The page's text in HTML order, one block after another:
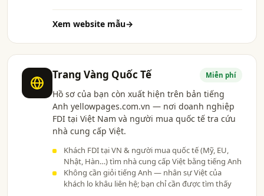
Xem website mẫu→
Trang Vàng Quốc Tế Miễn phí
Hồ sơ của bạn còn xuất hiện trên bản tiếng
Anh yellowpages.com.vn — nơi doanh nghiệp
FDI tại Việt Nam và người mua quốc tế tra cứu
nhà cung cấp Việt.
Khách FDI tại VN & người mua quốc tế (Mỹ, EU,
Nhật, Hàn…) tìm nhà cung cấp Việt bằng tiếng Anh
Không cần giỏi tiếng Anh — nhân sự Việt của
khách lo khâu liên hệ; bạn chỉ cần được tìm thấy